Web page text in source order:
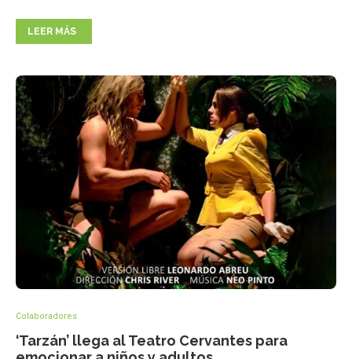
LEER MÁS
Colaboradores
‘Tarzán’ llega al Teatro Cervantes para